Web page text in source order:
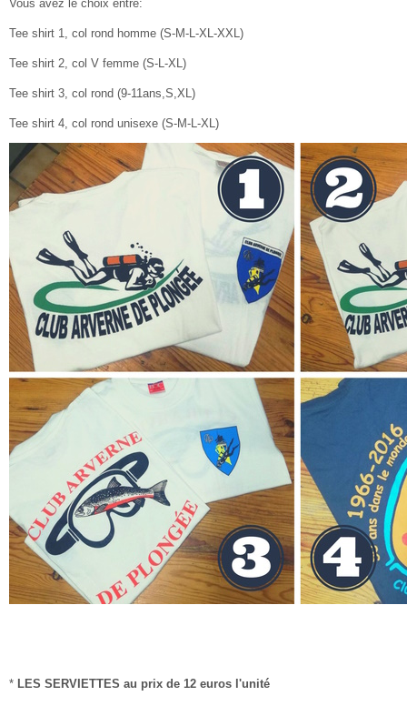
Vous avez le choix entre:
Tee shirt 1, col rond homme (S-M-L-XL-XXL)
Tee shirt 2, col V femme (S-L-XL)
Tee shirt 3, col rond (9-11ans,S,XL)
Tee shirt 4, col rond unisexe (S-M-L-XL)
* LES SERVIETTES au prix de 12 euros l'unité